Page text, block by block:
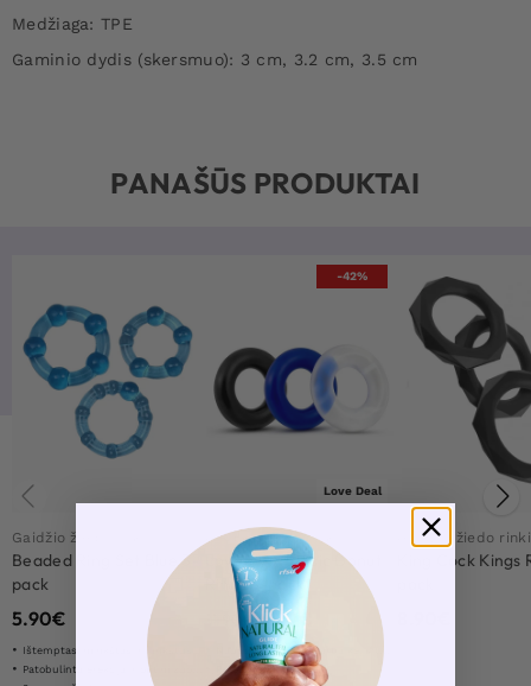
Medžiaga: TPE
Gaminio dydis (skersmuo): 3 cm, 3.2 cm, 3.5 cm
PANAŠŪS PRODUKTAI
Gaidžio žiedo rinkinys
Beaded Ring Set Blue 3-
pack
5.90€
Ištemptas, minkštas ir lankstus
Patobulinta erekcija ir optimizuota ištvermė
-42%
Love Deal
Gaidžio žiedo rinkinys
Lovetoy X-Basic Donut
Rings 3-pack
11.90 €6.90 €
Naudokite po vieną arba kelis tuo pačiu metu
Patogiai įsitaiso į vietą
Gaidžio žiedo
King Cock Kings